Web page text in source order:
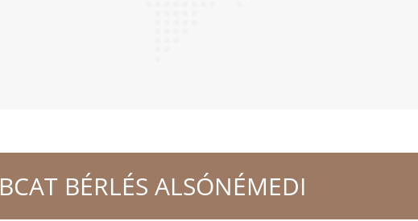
BÉRLÉS ALSÓNÉMEDI